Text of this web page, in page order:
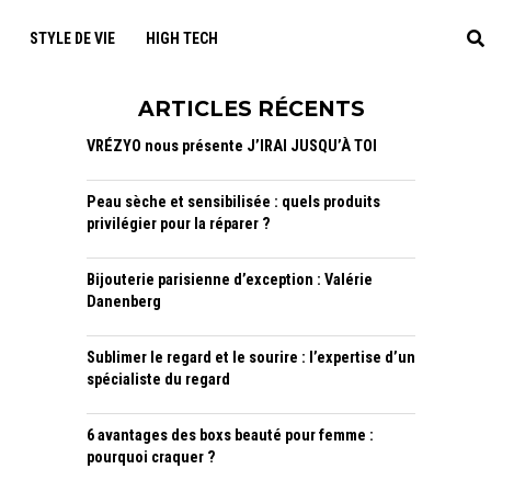
STYLE DE VIE HIGH TECH
ARTICLES RÉCENTS
VRÉZYO nous présente J’IRAI JUSQU’À TOI
Peau sèche et sensibilisée : quels produits
privilégier pour la réparer ?
Bijouterie parisienne d’exception : Valérie
Danenberg
Sublimer le regard et le sourire : l’expertise d’un
spécialiste du regard
6 avantages des boxs beauté pour femme :
pourquoi craquer ?